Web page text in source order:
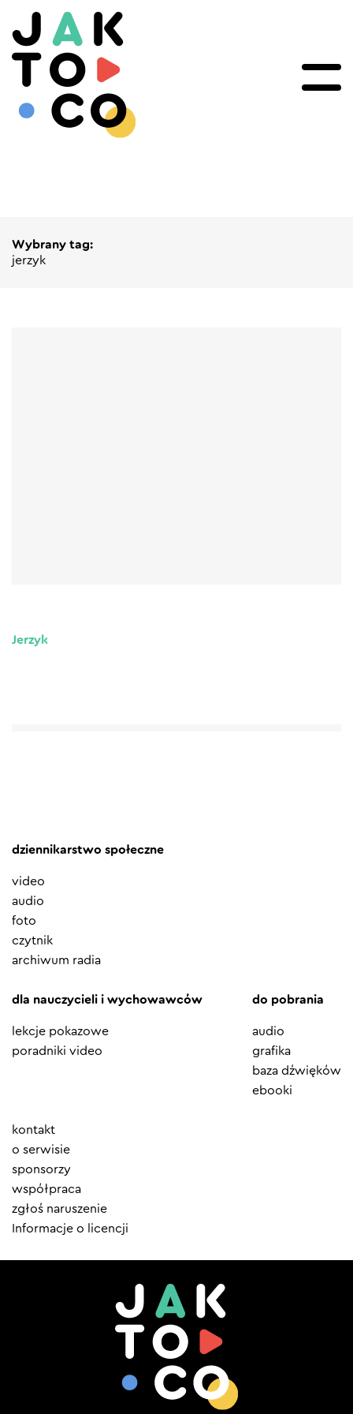
Wybrany tag:
jerzyk
Jerzyk
dziennikarstwo społeczne
video
audio
foto
czytnik
archiwum radia
dla nauczycieli i wychowawców
lekcje pokazowe
poradniki video
do pobrania
audio
grafika
baza dźwięków
ebooki
Element
menu
kontakt
o serwisie
sponsorzy
współpraca
zgłoś naruszenie
Informacje o licencji